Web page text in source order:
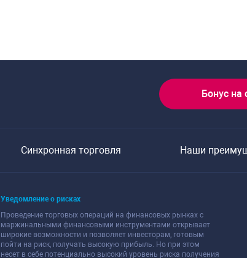
Бонус на
Синхронная торговля Наши
Уведомление о рисках
Проведение торговых операций на финансовых рынках с
маржинальными финансовыми инструментами открывает
широкие возможности и позволяет инвесторам, готовым
пойти на риск, получать высокую прибыль. Но при этом
несет в себе потенциально высокий уровень риска получения